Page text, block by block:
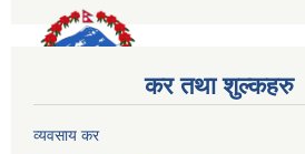
कर तथा शुल्कहरु
व्यवसाय कर